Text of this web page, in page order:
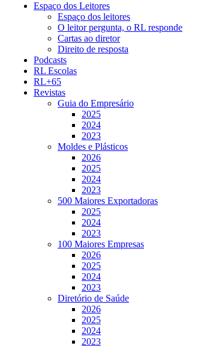
Espaço dos Leitores
Espaço dos leitores
O leitor pergunta, o RL responde
Cartas ao diretor
Direito de resposta
Podcasts
RL Escolas
RL+65
Revistas
Guia do Empresário
2025
2024
2023
Moldes e Plásticos
2026
2025
2024
2023
500 Maiores Exportadoras
2025
2024
2023
100 Maiores Empresas
2026
2025
2024
2023
Diretório de Saúde
2026
2025
2024
2023